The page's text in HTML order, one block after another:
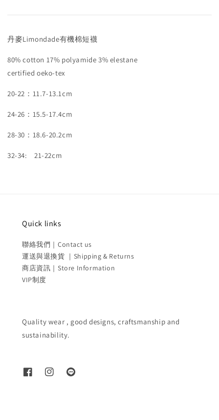
丹麥Limondade有機棉短襪
80% cotton 17% polyamide 3% elestane
certified oeko-tex
20-22：11.7-13.1cm
24-26：15.5-17.4cm
28-30：18.6-20.2cm
32-34: 21-22cm
Quick links
聯絡我們｜Contact us
運送與退換貨 ｜Shipping & Returns
商店資訊｜Store Information
VIP制度
Quality wear , good designs, craftsmanship and
sustainability.